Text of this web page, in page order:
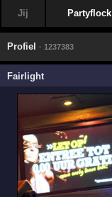
Jij Partyflock
Profiel · 1237383
Fairlight